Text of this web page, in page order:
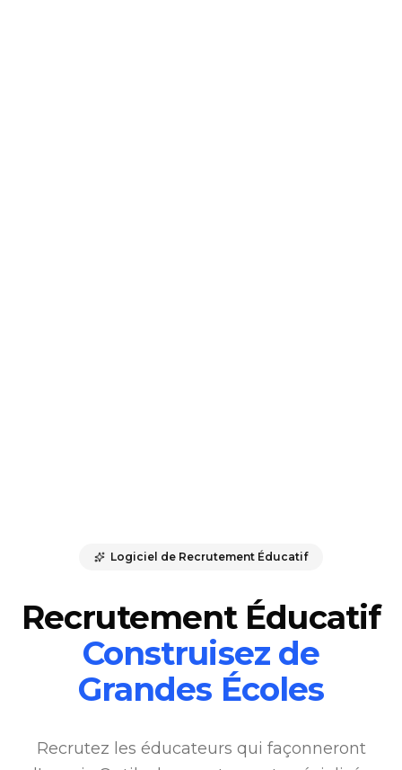
Logiciel de Recrutement Éducatif
Recrutement Éducatif
Construisez de
Grandes Écoles
Recrutez les éducateurs qui façonneront